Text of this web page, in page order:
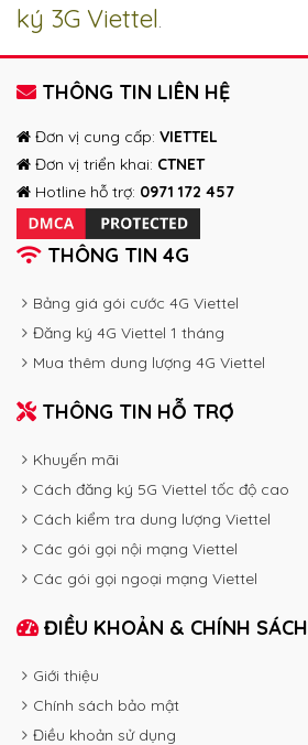
ký 3G Viettel.
THÔNG TIN LIÊN HỆ
Đơn vị cung cấp: VIETTEL
Đơn vị triển khai: CTNET
Hotline hỗ trợ: 0971 172 457
THÔNG TIN 4G
Bảng giá gói cước 4G Viettel
Đăng ký 4G Viettel 1 tháng
Mua thêm dung lượng 4G Viettel
THÔNG TIN HỖ TRỢ
Khuyến mãi
Cách đăng ký 5G Viettel tốc độ cao
Cách kiểm tra dung lượng Viettel
Các gói gọi nội mạng Viettel
Các gói gọi ngoại mạng Viettel
ĐIỀU KHOẢN & CHÍNH SÁCH
Giới thiệu
Chính sách bảo mật
Điều khoản sử dụng